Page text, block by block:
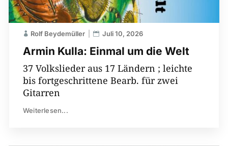
Armin Kulla: Einmal um die Welt
Rolf Beydemüller Juli 10, 2026
37 Volkslieder aus 17 Ländern ; leichte
bis fortgeschrittene Bearb. für zwei
Gitarren
Weiterlesen...